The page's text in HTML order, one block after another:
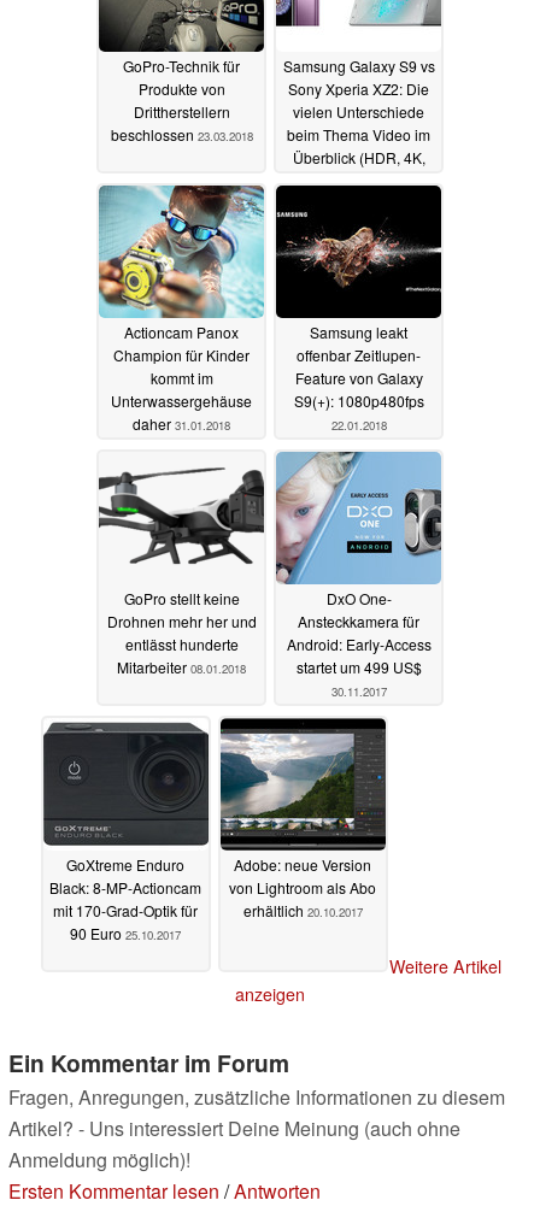
GoPro-Technik für
Produkte von
Drittherstellern
beschlossen 23.03.2018
Samsung Galaxy S9 vs
Sony Xperia XZ2: Die
vielen Unterschiede
beim Thema Video im
Überblick (HDR, 4K,
28.02.2018
Actioncam Panox
Champion für Kinder
kommt im
Unterwassergehäuse
daher 31.01.2018
Samsung leakt
offenbar Zeitlupen-
Feature von Galaxy
S9(+): 1080p480fps
22.01.2018
GoPro stellt keine
Drohnen mehr her und
entlässt hunderte
Mitarbeiter 08.01.2018
DxO One-
Ansteckkamera für
Android: Early-Access
startet um 499 US$
30.11.2017
GoXtreme Enduro
Black: 8-MP-Actioncam
mit 170-Grad-Optik für
90 Euro 25.10.2017
Adobe: neue Version
von Lightroom als Abo
erhältlich 20.10.2017
Weitere Artikel
anzeigen
Ein Kommentar im Forum
Fragen, Anregungen, zusätzliche Informationen zu diesem
Artikel? - Uns interessiert Deine Meinung (auch ohne
Anmeldung möglich)!
Ersten Kommentar lesen /Antworten